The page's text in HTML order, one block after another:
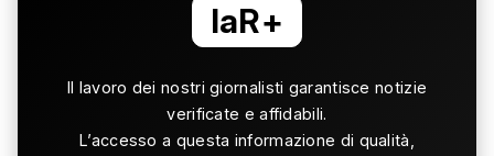
laR+
Il lavoro dei nostri giornalisti garantisce notizie
verificate e affidabili.
L’accesso a questa informazione di qualità,